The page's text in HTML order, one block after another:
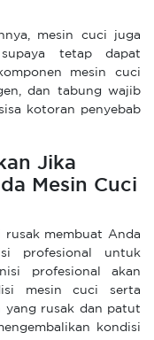
mesin cuci juga
tetap dapat
mesin cuci
dan tabung wajib
kotoran penyebab
Jika
Mesin Cuci
rusak membuat Anda
profesional untuk
profesional akan
mesin cuci serta
yang rusak dan patut
kondisi